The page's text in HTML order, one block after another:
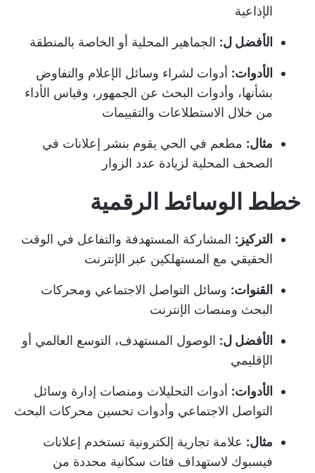
الإذاعية
الأفضل ل: الجماهير المحلية أو الخاصة بالمنطقة
الأدوات: أدوات لشراء وسائل الإعلام والتفاوض
بشأنها، وأدوات البحث عن الجمهور، وقياس الأداء
من خلال الاستطلاعات والتقييمات
مثال: مطعم في الحي يقوم بنشر إعلانات في
الصحف المحلية لزيادة عدد الزوار
خطط الوسائط الرقمية
التركيز: المشاركة المستهدفة والتفاعل في الوقت
الحقيقي مع المستهلكين عبر الإنترنت
القنوات: وسائل التواصل الاجتماعي ومحركات
البحث ومنصات الإنترنت
الأفضل ل: الوصول المستهدف، التوسع العالمي أو
الإقليمي
الأدوات: أدوات التحليلات ومنصات إدارة وسائل
التواصل الاجتماعي وأدوات تحسين محركات البحث
مثال: علامة تجارية إلكترونية تستخدم إعلانات
فيسبوك لاستهداف فئات سكانية محددة من